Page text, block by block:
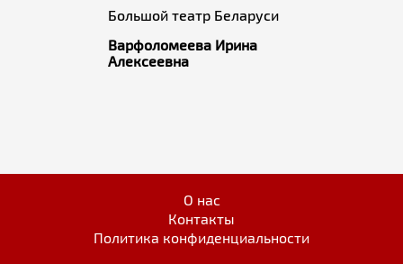
Большой театр Беларуси
Варфоломеева Ирина
Алексеевна
О нас
Контакты
Политика конфиденциальности